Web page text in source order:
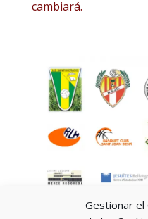
Gestionar el
cambiará.